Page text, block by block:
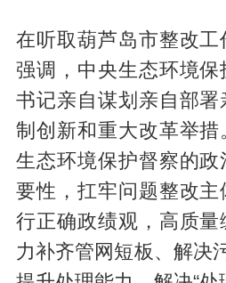
在听取葫芦岛市整改
强调，中央生态环境
书记亲自谋划亲自部
制创新和重大改革举
生态环境保护督察的
要性，扛牢问题整改
行正确政绩观，高质
力补齐管网短板、解决